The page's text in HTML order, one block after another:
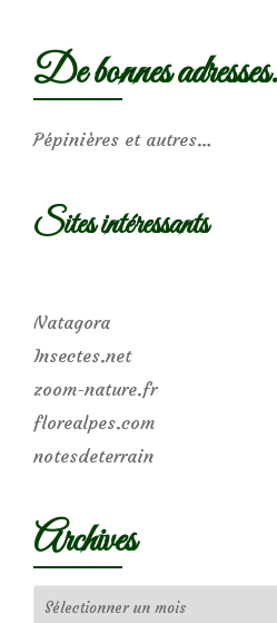
De bonnes
Pépinières et autres…
Sites intéressants
Natagora
Insectes.net
zoom-nature.fr
florealpes.com
notesdeterrain
Archives